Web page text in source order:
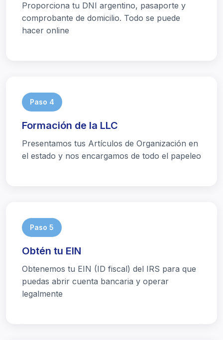
Proporciona tu DNI argentino, pasaporte y
comprobante de domicilio. Todo se puede
hacer online
Paso 4
Formación de la LLC
Presentamos tus Artículos de Organización en
el estado y nos encargamos de todo el papeleo
Paso 5
Obtén tu EIN
Obtenemos tu EIN (ID fiscal) del IRS para que
puedas abrir cuenta bancaria y operar
legalmente